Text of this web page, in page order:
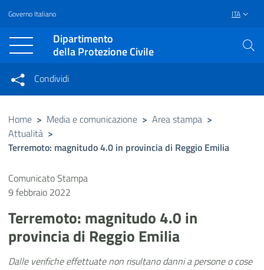
Vai al contenuto principale
Raggiungi il piè di pagina
Governo Italiano ITA
Dipartimento
della Protezione Civile
Condividi su Facebook
Condividi su Twitter
Condividi
Condividi sui social network
Home > Media e comunicazione > Area stampa >
Attualità >
Terremoto: magnitudo 4.0 in provincia di Reggio Emilia
Comunicato Stampa
9 febbraio 2022
Terremoto: magnitudo 4.0 in
provincia di Reggio Emilia
Dalle verifiche effettuate non risultano danni a persone o cose